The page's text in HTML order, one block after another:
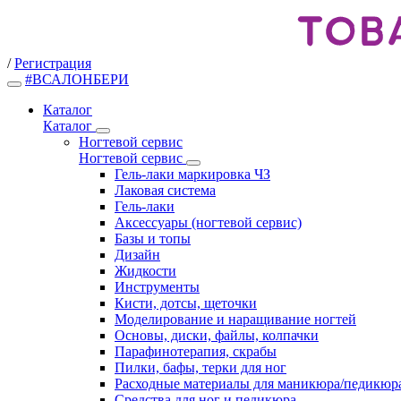
/ Регистрация
#ВСАЛОНБЕРИ
Каталог
Каталог
Ногтевой сервис
Ногтевой сервис
Гель-лаки маркировка ЧЗ
Лаковая система
Гель-лаки
Аксессуары (ногтевой сервис)
Базы и топы
Дизайн
Жидкости
Инструменты
Кисти, дотсы, щеточки
Моделирование и наращивание ногтей
Основы, диски, файлы, колпачки
Парафинотерапия, скрабы
Пилки, бафы, терки для ног
Расходные материалы для маникюра/